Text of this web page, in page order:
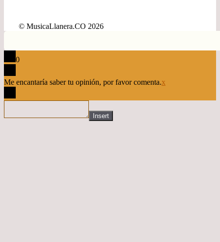
© MusicaLlanera.CO 2026
0
Me encantaría saber tu opinión, por favor comenta.x
Insert